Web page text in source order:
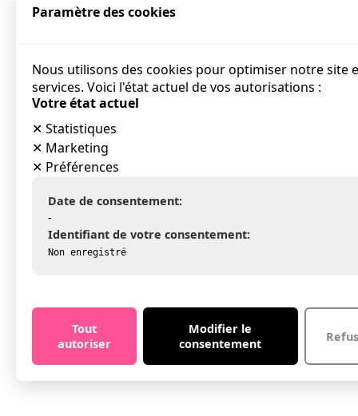
Paramètre des cookies
Nous utilisons des cookies pour optimiser notre site
services. Voici l'état actuel de vos autorisations :
Votre état actuel
✕ Statistiques
✕ Marketing
✕ Préférences
Date de consentement:
-
Identifiant de votre consentement:
Non enregistré
Tout
autoriser
Modifier le
consentement